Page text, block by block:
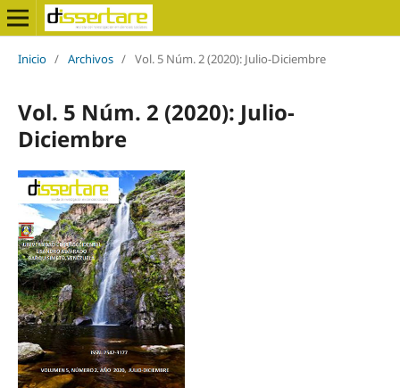
Inicio / Archivos / Vol. 5 Núm. 2 (2020): Julio-Diciembre
Vol. 5 Núm. 2 (2020): Julio-
Diciembre